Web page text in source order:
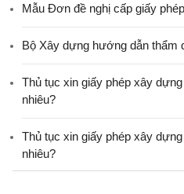
Mẫu Đơn đề nghị cấp giấy
Bộ Xây dựng hướng dẫn thẩm
Thủ tục xin giấy phép xây
nhiêu?
Thủ tục xin giấy phép xây
nhiêu?